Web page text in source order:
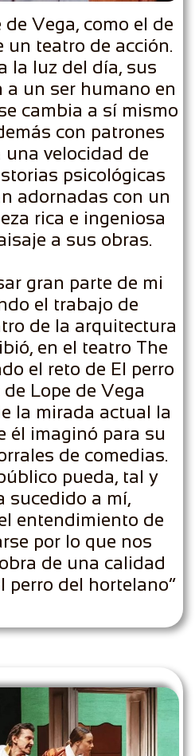
Vega, como el de
un teatro de acción.
la luz del día, sus
un ser humano en
cambia a sí mismo
con patrones
velocidad de
psicológicas
adornadas con un
rica e ingeniosa
a sus obras.
gran parte de mi
el trabajo de
de la arquitectura
en el teatro The
el reto de El perro
Lope de Vega
la mirada actual la
él imaginó para su
de comedias.
pueda, tal y
sucedido a mí,
entendimiento de
por lo que nos
de una calidad
perro del hortelano”